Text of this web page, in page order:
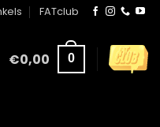
FATclub
€0,00 0